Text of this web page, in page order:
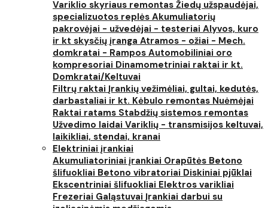
Variklio skyriaus remontas Žiedų užspaudėjai,
specializuotos replės Akumuliatorių
pakrovėjai - užvedėjai - testeriai Alyvos, kuro
ir kt skysčių įranga Atramos - ožiai - Mech.
domkratai - Rampos Automobiliniai oro
kompresoriai Dinamometriniai raktai ir kt.
Domkratai/Keltuvai
Filtrų raktai Įrankių vežimėliai, gultai, kedutės,
darbastaliai ir kt. Kėbulo remontas Nuėmėjai
Raktai ratams Stabdžių sistemos remontas
Užvedimo laidai Variklių - transmisijos keltuvai,
laikikliai, stendai, kranai
Elektriniai įrankiai
Akumuliatoriniai įrankiai Orapūtės Betono
šlifuokliai Betono vibratoriai Diskiniai pjūklai
Ekscentriniai šlifuokliai Elektros varikliai
Frezeriai Galąstuvai Įrankiai darbui su